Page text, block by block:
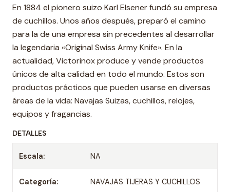
En 1884 el pionero suizo Karl Elsener fundó su empresa
de cuchillos. Unos años después, preparó el camino
para la de una empresa sin precedentes al desarrollar
la legendaria «Original Swiss Army Knife». En la
actualidad, Victorinox produce y vende productos
únicos de alta calidad en todo el mundo. Estos son
productos prácticos que pueden usarse en diversas
áreas de la vida: Navajas Suizas, cuchillos, relojes,
equipos y fragancias.
DETALLES
Escala: NA
Categoría: NAVAJAS TIJERAS Y CUCHILLOS